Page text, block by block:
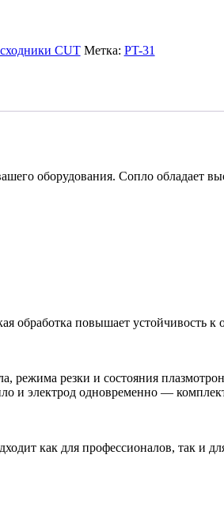
CUT Метка: PT-31
оборудования. Сопло обладает
обработка повышает устойчивость к
режима резки и состояния
и электрод одновременно —
как для профессионалов, так и